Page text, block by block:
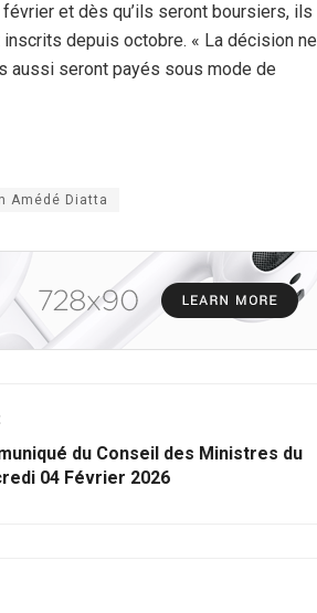
et dès qu’ils seront boursiers, ils
depuis octobre. « La décision ne
aussi seront payés sous mode de
Amédé Diatta
du Conseil des Ministres du
04 Février 2026